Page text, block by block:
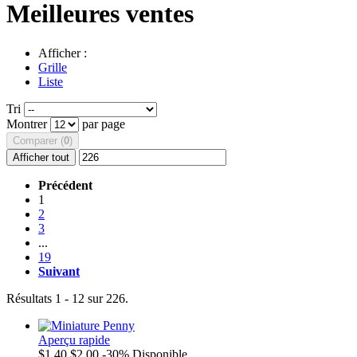
Meilleures ventes
Afficher :
Grille
Liste
Tri
Montrer
par page
Comparer (0)
Afficher tout
Précédent
1
2
3
...
19
Suivant
Résultats 1 - 12 sur 226.
Aperçu rapide
$1.40 $2.00 -30% Disponible